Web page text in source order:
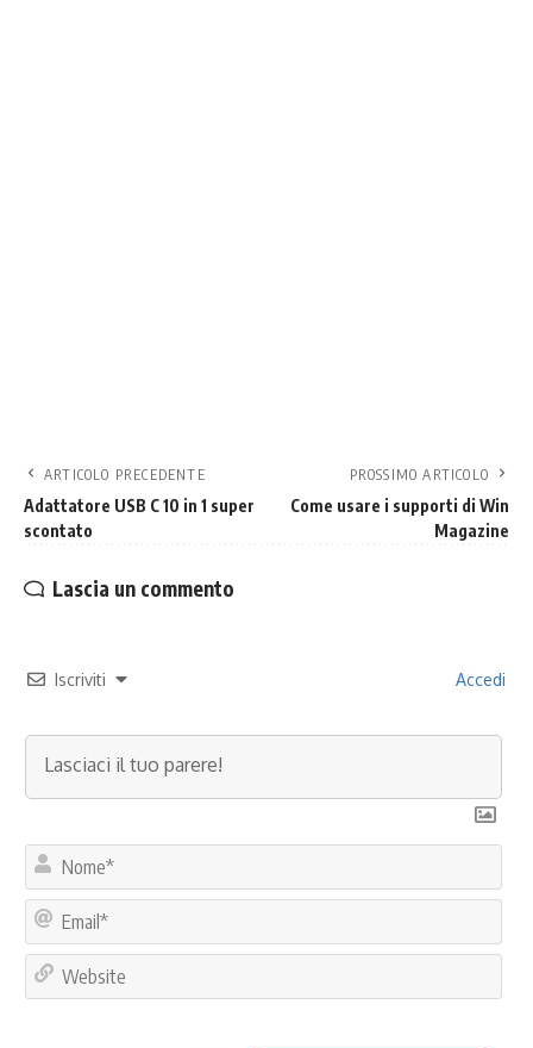
ARTICOLO PRECEDENTE
Adattatore USB C 10 in 1 super
scontato
PROSSIMO ARTICOLO
Come usare i supporti di Win
Magazine
Lascia un commento
Iscriviti Accedi